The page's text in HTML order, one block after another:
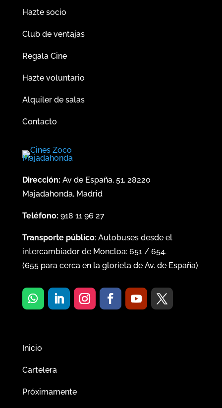
Hazte socio
Club de ventajas
Regala Cine
Hazte voluntario
Alquiler de salas
Contacto
Dirección: Av de España, 51, 28220
Majadahonda, Madrid
Teléfono: 918 11 96 27
Transporte público: Autobuses desde el
intercambiador de Moncloa: 651/ 654.
(655para cerca en la glorieta de Av. de España)
Inicio
Cartelera
Próximamente